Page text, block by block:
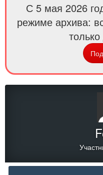
С 5 мая 2026
режиме архива: